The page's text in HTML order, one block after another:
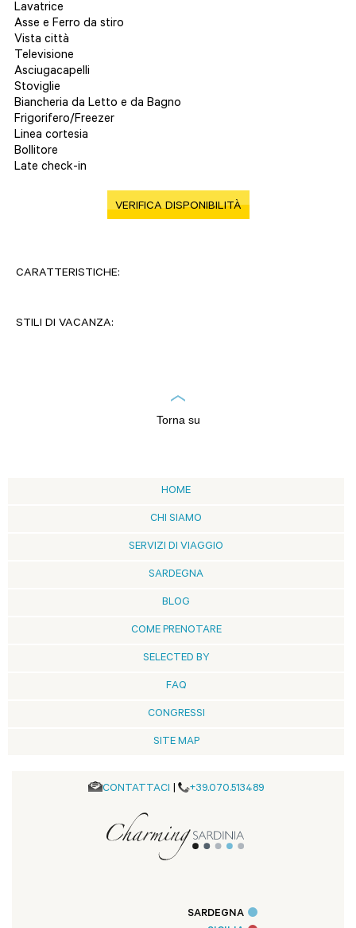
Lavatrice
Asse e Ferro da stiro
Vista città
Televisione
Asciugacapelli
Stoviglie
Biancheria da Letto e da Bagno
Frigorifero/Freezer
Linea cortesia
Bollitore
Late check-in
VERIFICA DISPONIBILITÀ
CARATTERISTICHE:
STILI DI VACANZA:
Torna su
HOME
CHI SIAMO
SERVIZI DI VIAGGIO
SARDEGNA
BLOG
COME PRENOTARE
SELECTED BY
FAQ
CONGRESSI
SITE MAP
CONTATTACI | +39.070.513489
SARDEGNA